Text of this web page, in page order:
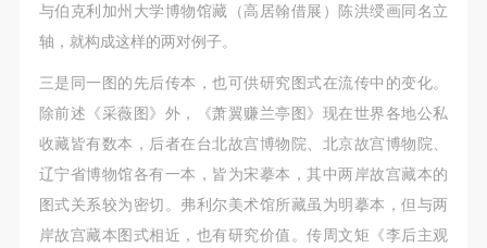
与伯克利加州大学博物馆藏（高居翰借展）陈洪绶画同名立
轴，就构成这样的两对例子。
三是同一图的先后传本，也可供研究图式在流传中的变化。
除前述《采薇图》外，《萧翼赚兰亭图》现在世界各地公私
收藏皆有数本，后者在台北故宫博物院、北京故宫博物院、
辽宁省博物馆各有一本，皆为宋摹本，其中两岸故宫藏本的
图式关系较为密切。弗利尔美术馆所藏虽为明摹本，但与两
岸故宫藏本图式相近，也有研究价值。传周文矩《李后主观